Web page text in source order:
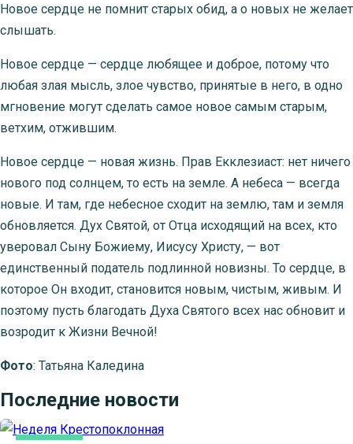
Новое сердце не помнит старых обид, а о новых не желает
слышать.
Новое сердце — сердце любящее и доброе, потому что
любая злая мысль, злое чувство, принятые в него, в одно
мгновение могут сделать самое новое самым старым,
ветхим, отжившим.
Новое сердце — новая жизнь. Прав Екклезиаст: нет ничего
нового под солнцем, то есть на земле. А небеса — всегда
новые. И там, где небесное сходит на землю, там и земля
обновляется. Дух Святой, от Отца исходящий на всех, кто
уверовал Сыну Божиему, Иисусу Христу, — вот
единственный податель подлинной новизны. То сердце, в
которое Он входит, становится новым, чистым, живым. И
поэтому пусть благодать Духа Святого всех нас обновит и
возродит к Жизни Вечной!
Фото: Татьяна Каледина
Последние новости